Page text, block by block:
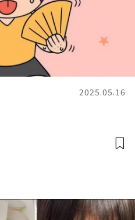
2025.05.16